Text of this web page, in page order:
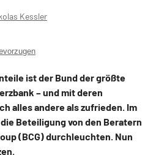
Kessler
ist der Bund der größte
– und mit deren
alles andere als zufrieden. Im
Beteiligung von den Beratern
(BCG) durchleuchten. Nun